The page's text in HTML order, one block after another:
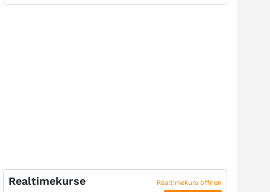
Realtimekurse Realtimekurs öffnen